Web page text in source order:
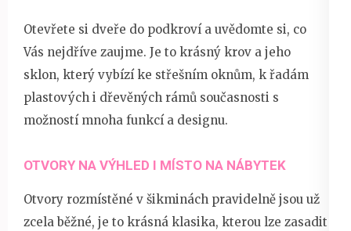
Otevřete si dveře do podkroví a uvědomte si, co
Vás nejdříve zaujme. Je to krásný krov a jeho
sklon, který vybízí ke střešním oknům, k řadám
plastových i dřevěných rámů současnosti s
možností mnoha funkcí a designu.
OTVORY NA VÝHLED I MÍSTO NA NÁBYTEK
Otvory rozmístěné v šikminách pravidelně jsou už
zcela běžné, je to krásná klasika, kterou lze zasadit